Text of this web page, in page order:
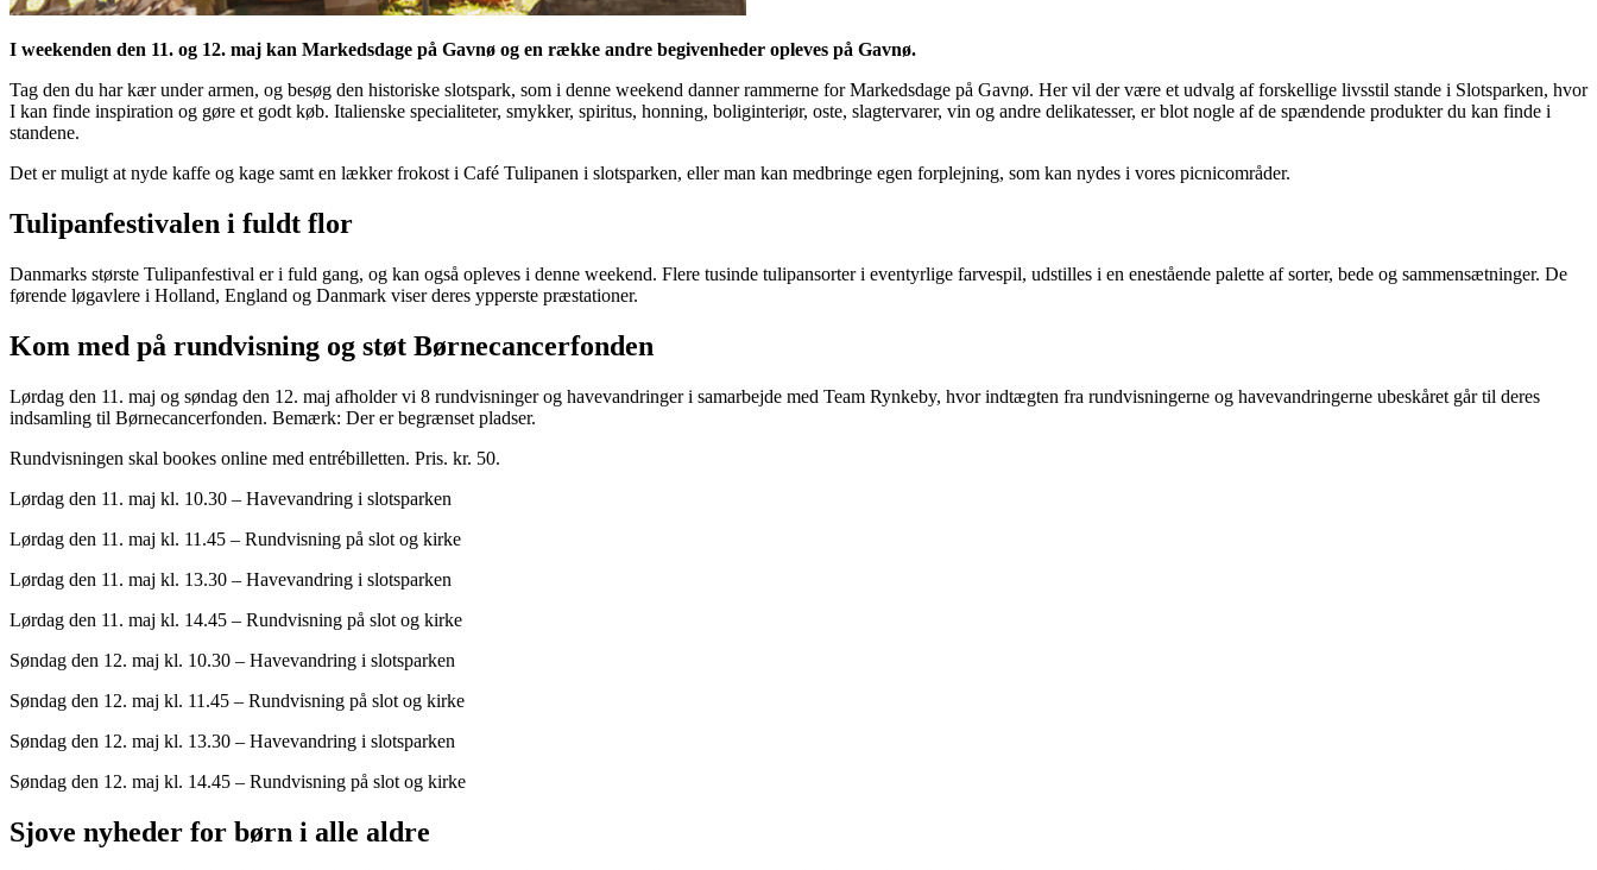
I weekenden den 11. og 12. maj kan Markedsdage på Gavnø og en række andre begivenheder opleves på Gavnø.
Tag den du har kær under armen, og besøg den historiske slotspark, som i denne weekend danner rammerne for Markedsdage på Gavnø. Her vil der være et udvalg af forskellige livsstil stande i Slotsparken, hvor
I kan finde inspiration og gøre et godt køb. Italienske specialiteter, smykker, spiritus, honning, boliginteriør, oste, slagtervarer, vin og andre delikatesser, er blot nogle af de spændende produkter du kan finde i
standene.
Det er muligt at nyde kaffe og kage samt en lækker frokost i Café Tulipanen i slotsparken, eller man kan medbringe egen forplejning, som kan nydes i vores picnicområder.
Tulipanfestivalen i fuldt flor
Danmarks største Tulipanfestival er i fuld gang, og kan også opleves i denne weekend. Flere tusinde tulipansorter i eventyrlige farvespil, udstilles i en enestående palette af sorter, bede og sammensætninger. De
førende løgavlere i Holland, England og Danmark viser deres ypperste præstationer.
Kom med på rundvisning og støt Børnecancerfonden
Lørdag den 11. maj og søndag den 12. maj afholder vi 8 rundvisninger og havevandringer i samarbejde med Team Rynkeby, hvor indtægten fra rundvisningerne og havevandringerne ubeskåret går til deres
indsamling til Børnecancerfonden. Bemærk: Der er begrænset pladser.
Rundvisningen skal bookes online med entrébilletten. Pris. kr. 50.
Lørdag den 11. maj kl. 10.30 – Havevandring i slotsparken
Lørdag den 11. maj kl. 11.45 – Rundvisning på slot og kirke
Lørdag den 11. maj kl. 13.30 – Havevandring i slotsparken
Lørdag den 11. maj kl. 14.45 – Rundvisning på slot og kirke
Søndag den 12. maj kl. 10.30 – Havevandring i slotsparken
Søndag den 12. maj kl. 11.45 – Rundvisning på slot og kirke
Søndag den 12. maj kl. 13.30 – Havevandring i slotsparken
Søndag den 12. maj kl. 14.45 – Rundvisning på slot og kirke
Sjove nyheder for børn i alle aldre